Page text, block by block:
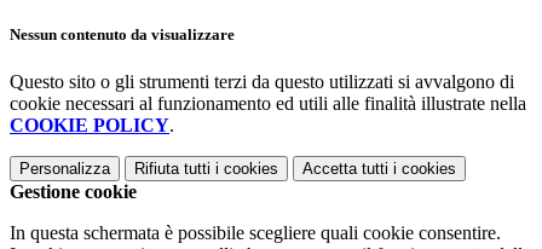
Nessun contenuto da visualizzare
Questo sito o gli strumenti terzi da questo utilizzati si avvalgono di
cookie necessari al funzionamento ed utili alle finalità illustrate nella
COOKIE POLICY.
Personalizza Rifiuta tutti i cookies Accetta tutti i cookies
Gestione cookie
In questa schermata è possibile scegliere quali cookie consentire.